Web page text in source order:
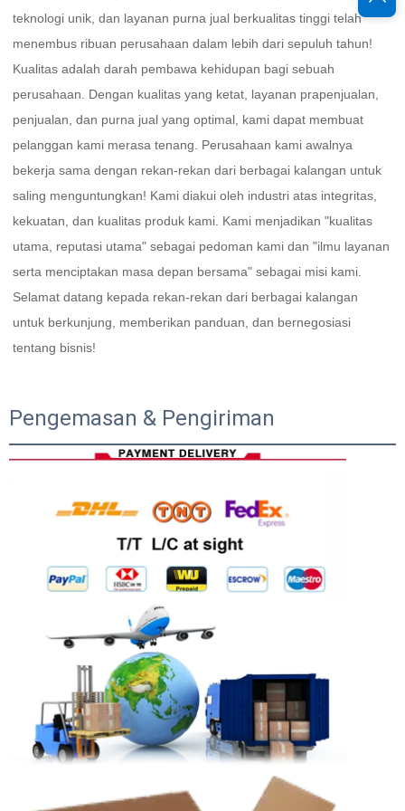
teknologi unik, dan layanan purna jual berkualitas tinggi telah
menembus ribuan perusahaan dalam lebih dari sepuluh tahun!
Kualitas adalah darah pembawa kehidupan bagi sebuah
perusahaan. Dengan kualitas yang ketat, layanan prapenjualan,
penjualan, dan purna jual yang optimal, kami dapat membuat
pelanggan kami merasa tenang. Perusahaan kami awalnya
bekerja sama dengan rekan-rekan dari berbagai kalangan untuk
saling menguntungkan! Kami diakui oleh industri atas integritas,
kekuatan, dan kualitas produk kami. Kami menjadikan "kualitas
utama, reputasi utama" sebagai pedoman kami dan "ilmu layanan
serta menciptakan masa depan bersama" sebagai misi kami.
Selamat datang kepada rekan-rekan dari berbagai kalangan
untuk berkunjung, memberikan panduan, dan bernegosiasi
tentang bisnis!
Pengemasan & Pengiriman